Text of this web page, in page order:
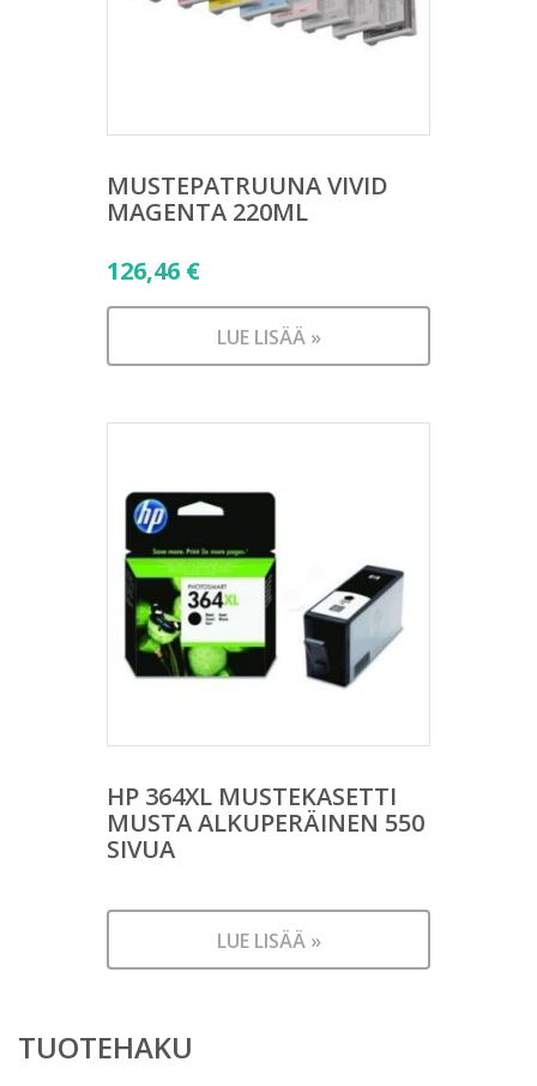
MUSTEPATRUUNA VIVID
MAGENTA 220ML
126,46 €
LUE LISÄÄ »
HP 364XL MUSTEKASETTI
MUSTA ALKUPERÄINEN 550
SIVUA
LUE LISÄÄ »
TUOTEHAKU